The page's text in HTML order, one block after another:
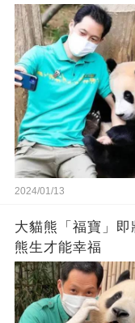
2024/01/13
大貓熊「福寶」
熊生才能幸福